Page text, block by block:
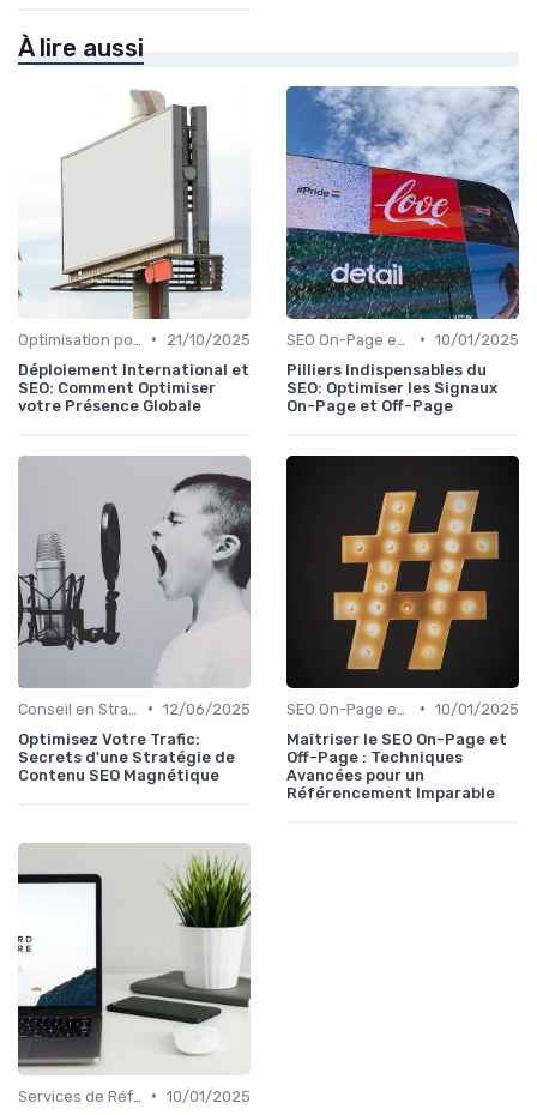
À lire aussi
•
21/10/2025
Déploiement International et
SEO: Comment Optimiser
votre Présence Globale
• 10/01/2025
Pilliers Indispensables du
SEO: Optimiser les Signaux
On-Page et Off-Page
• 12/06/2025
Optimisez Votre Trafic:
Secrets d'une Stratégie de
Contenu SEO Magnétique
• 10/01/2025
Maîtriser le SEO On-Page et
Off-Page : Techniques
Avancées pour un
Référencement Imparable
• 10/01/2025